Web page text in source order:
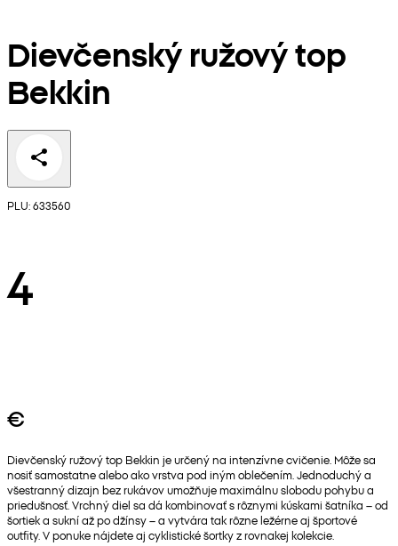
Dievčenský ružový top
Bekkin
PLU: 633560
4
€
Dievčenský ružový top Bekkin je určený na intenzívne cvičenie. Môže sa
nosiť samostatne alebo ako vrstva pod iným oblečením. Jednoduchý a
všestranný dizajn bez rukávov umožňuje maximálnu slobodu pohybu a
priedušnosť. Vrchný diel sa dá kombinovať s rôznymi kúskami šatníka – od
šortiek a sukní až po džínsy – a vytvára tak rôzne ležérne aj športové
outfity. V ponuke nájdete aj cyklistické šortky z rovnakej kolekcie.